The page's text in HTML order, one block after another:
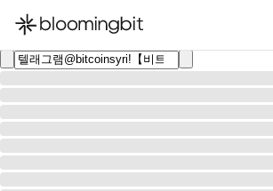
한국어
English
日本語